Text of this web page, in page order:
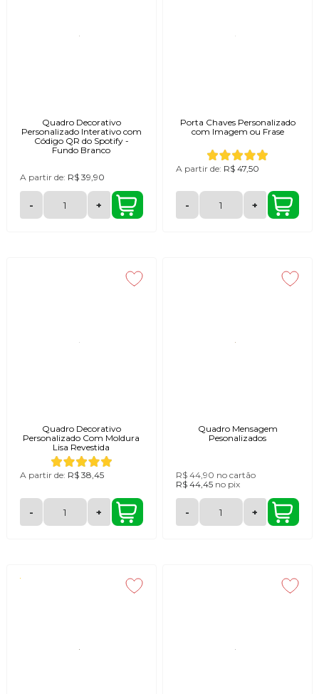
Quadro Decorativo
Personalizado Interativo com
Código QR do Spotify -
Fundo Branco
A partir de: R$ 39,90
- +
Porta Chaves Personalizado
com Imagem ou Frase
A partir de: R$ 47,50
- +
Quadro Decorativo
Personalizado Com Moldura
Lisa Revestida
A partir de: R$ 38,45
- +
Quadro Mensagem
Pesonalizados
R$ 44,90 no cartão
R$ 44,45 no pix
- +